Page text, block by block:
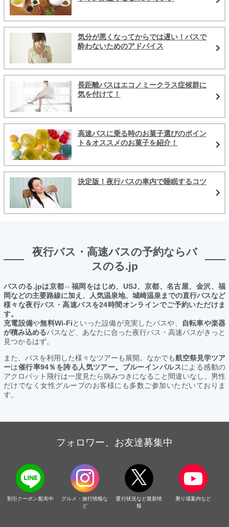
気分が悪くなってからでは遅い！バスで
酔わないためのアドバイス
長距離バスはエコノミークラス症候群に
気を付けて！
高速バスに乗る時のお菓子選びのポイン
ト＆オススメのお菓子を紹介！
決定版！夜行バスの車内で睡眠するコツ
夜行バス・高速バスの予約ならバ
スのる.jp
バスのる.jpは京都⇔福岡をはじめ、USJ、京都、名古屋、金沢、福
岡などの主要路線に加え、人気温泉地、城崎温泉までの直行バスなど
様々な夜行バス・高速バスを24時間オンラインでご予約いただけま
す。
充電設備や無料Wi-Fiといった設備が充実したバスや、
自転車や楽器
が積み込めるバスなど、あなたに合った夜行バス・高速バスがきっと
見つかるはず。
また、バスを利用した様々なツアーも展開。なかでも航空祭見学ツア
ーは催行率94％を誇る人気ツアー。ブルーインパルスによる感動の
アクロバット飛行は一度見たら病みつきになること間違いなし。男性
だけでなく女性グループのお客様にも多数ご参加いただいておりま
す。
フォロワー、お友達募集中
割引クーポン配布中
グルメ・旅行情報な
ど
運行状況など最新情
報
乗り場案内など